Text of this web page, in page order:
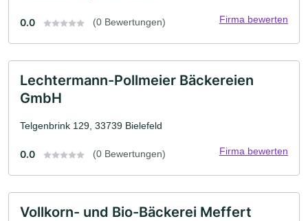
0.0 (0 Bewertungen) Firma bewerten
Lechtermann-Pollmeier Bäckereien
GmbH
Telgenbrink 129, 33739 Bielefeld
0.0 (0 Bewertungen) Firma bewerten
Vollkorn- und Bio-Bäckerei Meffert